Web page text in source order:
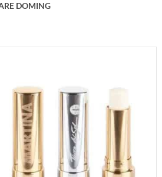
LIPCARE DOMING
PERSONALIZZATO
DOMING